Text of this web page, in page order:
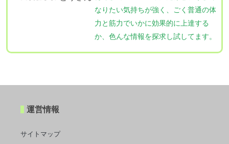
なりたい気持ちが強く、ごく普通の体
力と筋力でいかに効果的に上達する
か、色んな情報を探求し試してます。
運営情報
サイトマップ